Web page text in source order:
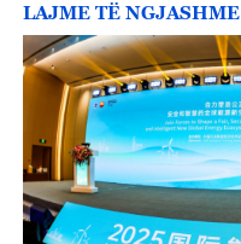
LAJME TË NGJASHME